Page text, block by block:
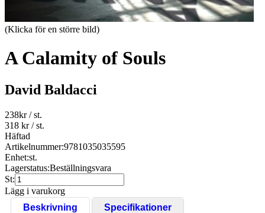
(Klicka för en större bild)
A Calamity of Souls
David Baldacci
238kr/ st.
318 kr/ st.
Häftad
Artikelnummer:9781035035595
Enhet:st.
Lagerstatus:Beställningsvara
St:
Lägg i varukorg
Beskrivning
Specifikationer